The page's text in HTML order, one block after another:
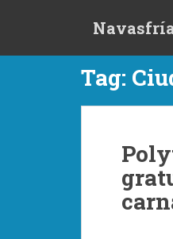
Tag: